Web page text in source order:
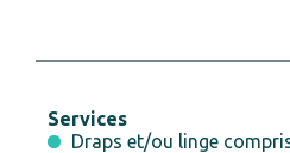
Services
Draps et/ou linge